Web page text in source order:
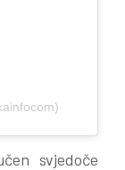
svjedoče